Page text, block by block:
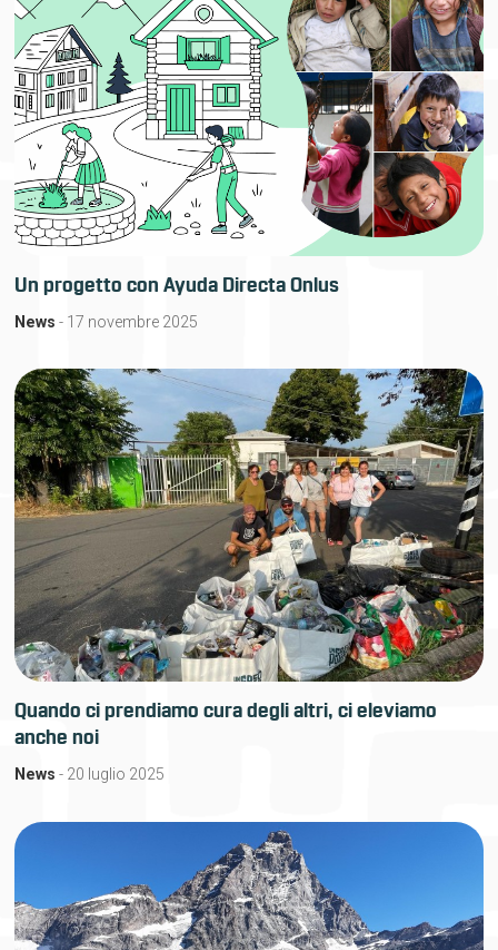
Un progetto con Ayuda Directa Onlus
News - 17 novembre 2025
Quando ci prendiamo cura degli altri, ci eleviamo
anche noi
News - 20 luglio 2025